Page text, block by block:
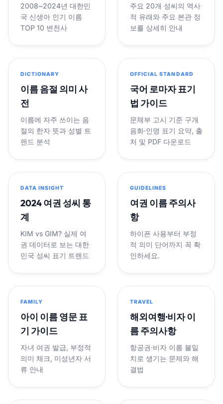
2008~2024년 대한민
국 신생아 인기 이름
TOP 10 변천사
주요 20개 성씨의 역사
적 유래와 주요 본관 정
보를 상세히 안내
DICTIONARY
이름 음절 의미 사
전
이름에 자주 쓰이는 음
절의 한자 뜻과 성별 트
렌드 분석
OFFICIAL STANDARD
국어 로마자 표기
법 가이드
문체부 고시 기준 구개
음화·인명 표기 요약, 출
처 및 PDF 다운로드
DATA INSIGHT
2024 여권 성씨 통
계
KIM vs GIM? 실제 여
권 데이터로 보는 대한
민국 성씨 표기 트렌드
GUIDELINES
여권 이름 주의사
항
하이픈 사용부터 부정
적 의미 단어까지 꼭 확
인하세요.
FAMILY
아이 이름 영문 표
기 가이드
자녀 여권 발급, 부정적
의미 체크, 미성년자 서
류 안내
TRAVEL
해외여행·비자 이
름 주의사항
항공권·비자 이름 불일
치로 생기는 문제와 해
결법